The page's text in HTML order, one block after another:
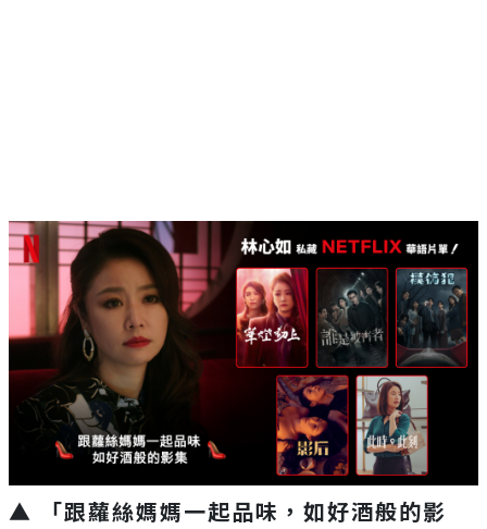
▲ 「跟蘿絲媽媽一起品味，如好酒般的影